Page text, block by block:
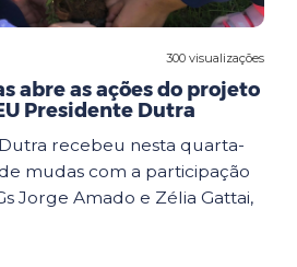
300 visualizações
abre as ações do projeto
Presidente Dutra
recebeu nesta quarta-
mudas com a participação
Jorge Amado e Zélia Gattai,